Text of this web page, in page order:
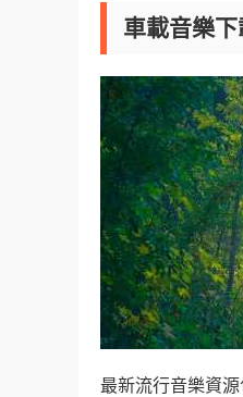
車載音樂下
最新流行音樂資